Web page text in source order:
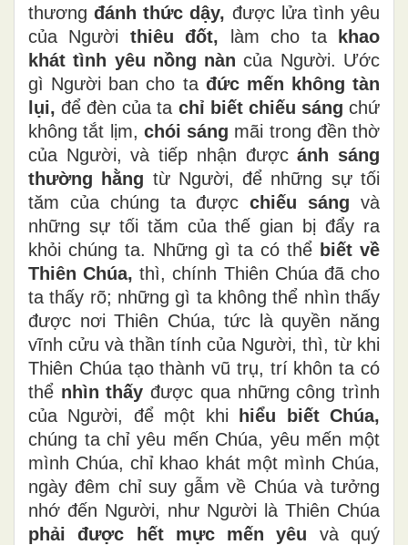
thươngđánh thức dậy, được lửa tình yêu
của Người thiêu đốt, làm cho ta khao
khát tình yêu nồng nàn của Người. Ước
gì Người ban cho ta đức mến không tàn
lụi, để đèn của ta chỉ biết chiếu sáng chứ
không tắt lịm, chói sáng mãi trong đền thờ
của Người, và tiếp nhận đượcánh sáng
thường hằng từ Người, để những sự tối
tăm của chúng ta đượcchiếu sáng và
những sự tối tăm của thế gian bị đẩy ra
khỏi chúng ta. Những gì ta có thể biết về
Thiên Chúa, thì, chính Thiên Chúa đã cho
ta thấy rõ; những gì ta không thể nhìn thấy
được nơi Thiên Chúa, tức là quyền năng
vĩnh cửu và thần tính của Người, thì, từ khi
Thiên Chúa tạo thành vũ trụ, trí khôn ta có
thể nhìn thấy được qua những công trình
của Người, để một khi hiểu biết Chúa,
chúng ta chỉ yêu mến Chúa, yêu mến một
mình Chúa, chỉ khao khát một mình Chúa,
ngày đêm chỉ suy gẫm về Chúa và tưởng
nhớ đến Người, như Người là Thiên Chúa
phải được hết mực mến yêu và quý